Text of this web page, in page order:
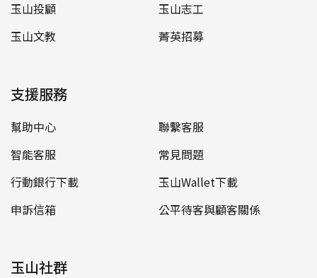
玉山投顧
玉山志工
玉山文教
菁英招募
支援服務
幫助中心
聯繫客服
智能客服
常見問題
行動銀行下載
玉山Wallet下載
申訴信箱
公平待客與顧客關係
玉山社群